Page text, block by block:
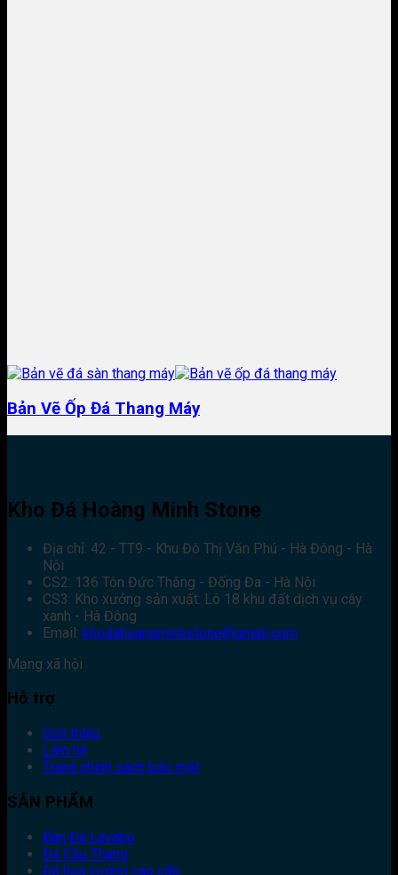
Bản Vẽ Ốp Đá Thang Máy
Kho Đá Hoàng Minh Stone
Địa chỉ: 42 - TT9 - Khu Đô Thị Văn Phú - Hà Đông - Hà
Nội
CS2: 136 Tôn Đức Thắng - Đống Đa - Hà Nội
CS3: Kho xưởng sản xuất: Lô 18 khu đất dịch vụ cây
xanh - Hà Đông
Email: khodahoangminhstone@gmail.com
Mạng xã hội
Hỗ trợ
Giới thiệu
Liên hệ
Trang chính sách bảo mật
SẢN PHẨM
Bàn Đá Lavabo
Đá Cầu Thang
Đá hoa cương cao cấp